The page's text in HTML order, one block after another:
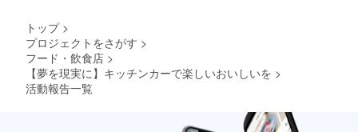
トップ >
プロジェクトをさがす >
フード・飲食店 >
【夢を現実に】キッチンカーで楽しいおいしいを >
活動報告一覧